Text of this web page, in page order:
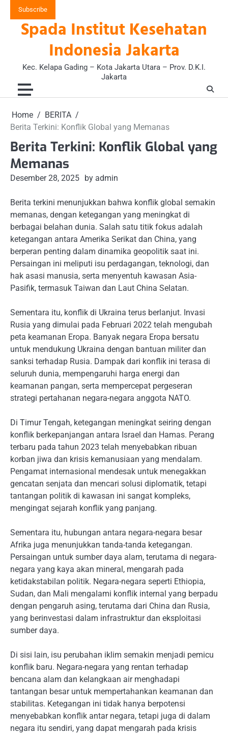
content
Subscribe
Spada Institut Kesehatan
Indonesia Jakarta
Kec. Kelapa Gading – Kota Jakarta Utara – Prov. D.K.I.
Jakarta
Home
BERITA
Berita Terkini: Konflik Global yang Memanas
Berita Terkini: Konflik Global yang
Memanas
Desember 28, 2025 by admin
Berita terkini menunjukkan bahwa konflik global semakin
memanas, dengan ketegangan yang meningkat di
berbagai belahan dunia. Salah satu titik fokus adalah
ketegangan antara Amerika Serikat dan China, yang
berperan penting dalam dinamika geopolitik saat ini.
Persaingan ini meliputi isu perdagangan, teknologi, dan
hak asasi manusia, serta menyentuh kawasan Asia-
Pasifik, termasuk Taiwan dan Laut China Selatan.
Sementara itu, konflik di Ukraina terus berlanjut. Invasi
Rusia yang dimulai pada Februari 2022 telah mengubah
peta keamanan Eropa. Banyak negara Eropa bersatu
untuk mendukung Ukraina dengan bantuan militer dan
sanksi terhadap Rusia. Dampak dari konflik ini terasa di
seluruh dunia, mempengaruhi harga energi dan
keamanan pangan, serta mempercepat pergeseran
strategi pertahanan negara-negara anggota NATO.
Di Timur Tengah, ketegangan meningkat seiring dengan
konflik berkepanjangan antara Israel dan Hamas. Perang
terbaru pada tahun 2023 telah menyebabkan ribuan
korban jiwa dan krisis kemanusiaan yang mendalam.
Pengamat internasional mendesak untuk menegakkan
gencatan senjata dan mencari solusi diplomatik, tetapi
tantangan politik di kawasan ini sangat kompleks,
mengingat sejarah konflik yang panjang.
Sementara itu, hubungan antara negara-negara besar
Afrika juga menunjukkan tanda-tanda ketegangan.
Persaingan untuk sumber daya alam, terutama di negara-
negara yang kaya akan mineral, mengarah pada
ketidakstabilan politik. Negara-negara seperti Ethiopia,
Sudan, dan Mali mengalami konflik internal yang berpadu
dengan pengaruh asing, terutama dari China dan Rusia,
yang berinvestasi dalam infrastruktur dan eksploitasi
sumber daya.
Di sisi lain, isu perubahan iklim semakin menjadi pemicu
konflik baru. Negara-negara yang rentan terhadap
bencana alam dan kelangkaan air menghadapi
tantangan besar untuk mempertahankan keamanan dan
stabilitas. Ketegangan ini tidak hanya berpotensi
menyebabkan konflik antar negara, tetapi juga di dalam
negara itu sendiri, yang dapat mengarah pada krisis